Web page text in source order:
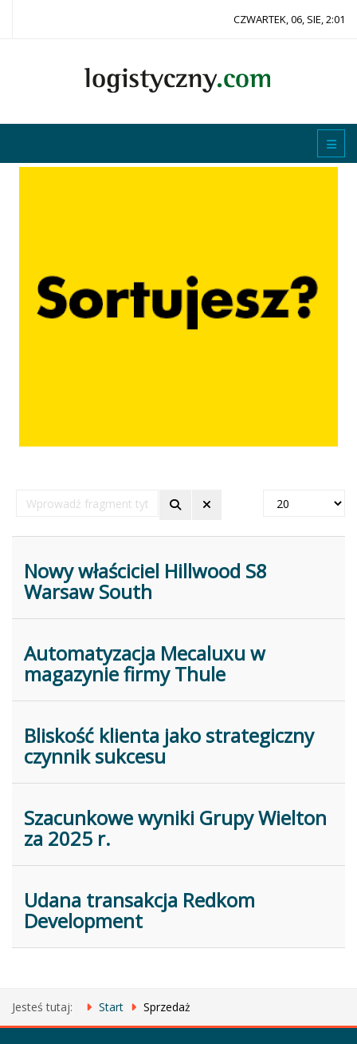
CZWARTEK, 06, SIE, 2:01
Wprowadź
fragment
Pokaż
Nowy właściciel Hillwood S8
Warsaw South
Automatyzacja Mecaluxu w
magazynie firmy Thule
Bliskość klienta jako strategiczny
czynnik sukcesu
Szacunkowe wyniki Grupy Wielton
za 2025 r.
Udana transakcja Redkom
Development
Jesteś tutaj: Start Sprzedaż